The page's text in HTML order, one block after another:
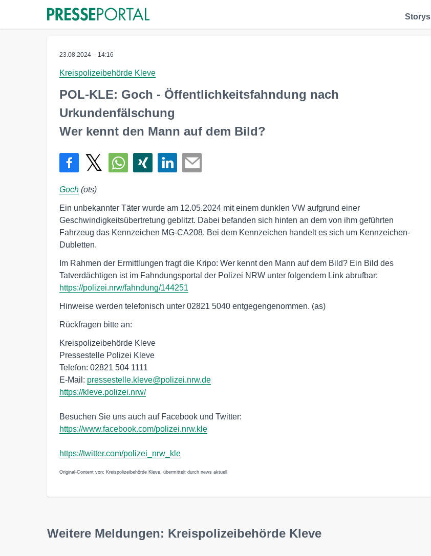
Storys
23.08.2024 – 14:16
Kreispolizeibehörde Kleve
POL-KLE: Goch - Öffentlichkeitsfahndung nach
Urkundenfälschung
Wer kennt den Mann auf dem Bild?
Goch (ots)
Ein unbekannter Täter wurde am 12.05.2024 mit einem dunklen VW aufgrund einer
Geschwindigkeitsübertretung geblitzt. Dabei befanden sich hinten an dem von ihm geführten
Fahrzeug das Kennzeichen MG-CA208. Bei dem Kennzeichen handelt es sich um Kennzeichen-
Dubletten.
Im Rahmen der Ermittlungen fragt die Kripo: Wer kennt den Mann auf dem Bild? Ein Bild des
Tatverdächtigen ist im Fahndungsportal der Polizei NRW unter folgendem Link abrufbar:
https://polizei.nrw/fahndung/144251
Hinweise werden telefonisch unter 02821 5040 entgegengenommen. (as)
Rückfragen bitte an:
Kreispolizeibehörde Kleve
Pressestelle Polizei Kleve
Telefon: 02821 504 1111
E-Mail: pressestelle.kleve@polizei.nrw.de
https://kleve.polizei.nrw/
Besuchen Sie uns auch auf Facebook und Twitter:
https://www.facebook.com/polizei.nrw.kle
https://twitter.com/polizei_nrw_kle
Original-Content von: Kreispolizeibehörde Kleve, übermittelt durch news aktuell
Weitere Meldungen: Kreispolizeibehörde Kleve